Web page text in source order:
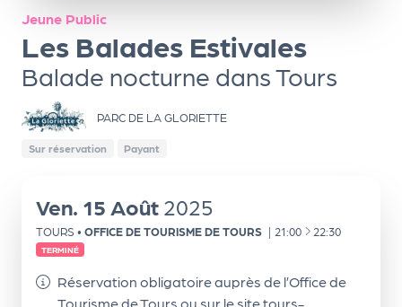
Jeune Public
Les Balades Estivales
Balade nocturne dans Tours
PARC DE LA GLORIETTE
Sur réservation Payant
Ven. 15 Août 2025
TOURS • OFFICE DE TOURISME DE TOURS | 21:00 À
22:30
TERMINÉ
Réservation obligatoire auprès de l’Office de
Tourisme de Tours ou sur le site tours-
ns
PR
O
G!
PR
G!
Le
Ma
g